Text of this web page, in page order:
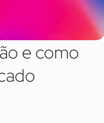
e como